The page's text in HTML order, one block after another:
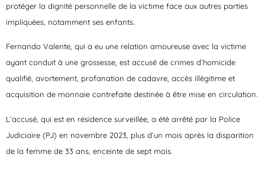
protéger la dignité personnelle de la victime face aux autres parties
impliquées, notamment ses enfants.
Fernando Valente, qui a eu une relation amoureuse avec la victime
ayant conduit à une grossesse, est accusé de crimes d’homicide
qualifié, avortement, profanation de cadavre, accès illégitime et
acquisition de monnaie contrefaite destinée à être mise en circulation.
L’accusé, qui est en résidence surveillée, a été arrêté par la Police
Judiciaire (PJ) en novembre 2023, plus d’un mois après la disparition
de la femme de 33 ans, enceinte de sept mois.